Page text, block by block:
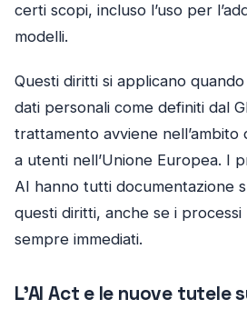
certi scopi, incluso l’uso per
modelli.
Questi diritti si applicano
dati personali come definiti dal
trattamento avviene
a utenti nell’Unione Europea. I
AI hanno tutti documentazione
questi diritti, anche se i
sempre immediati.
L’AI Act e le nuove tutele